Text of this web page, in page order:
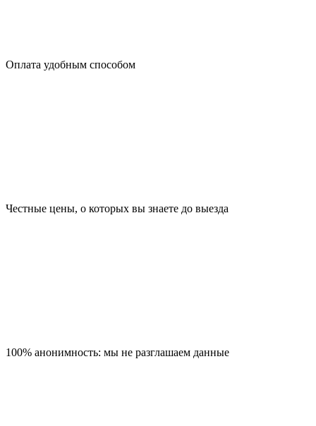
Оплата удобным способом
Честные цены, о которых вы знаете до выезда
100% анонимность: мы не разглашаем данные